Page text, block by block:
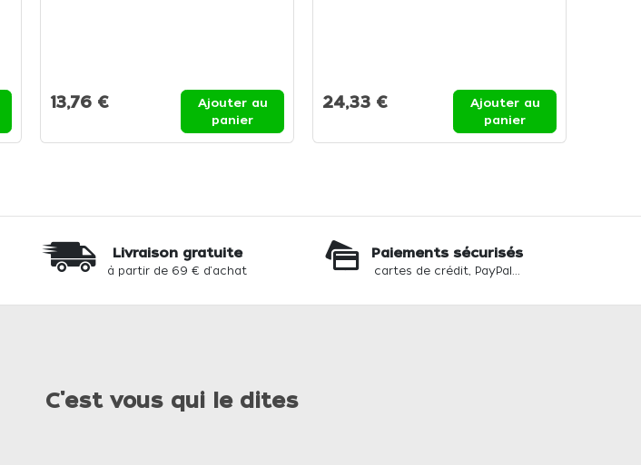
13,76 €
Ajouter au
panier
24,33 €
Ajouter au
panier
Livraison gratuite
à partir de 69 € d'achat
Paiements sécurisés
cartes de crédit, PayPal...
C'est vous qui le dites